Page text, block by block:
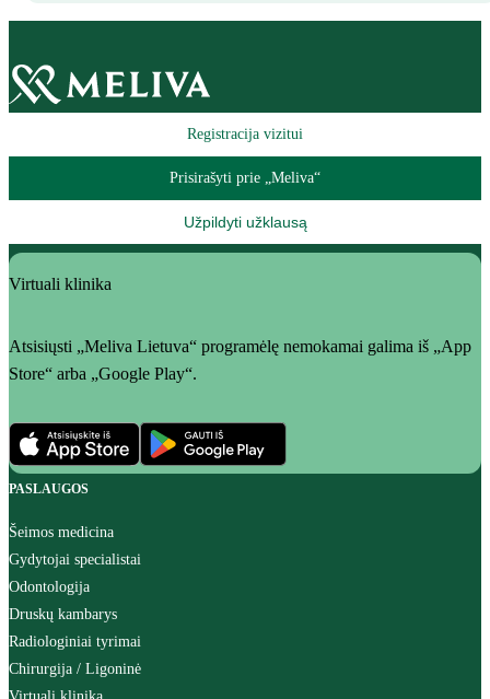
Registracija vizitui
Prisirašyti prie „Meliva“
Užpildyti užklausą
Virtuali klinika
Atsisiųsti „Meliva Lietuva“ programėlę nemokamai galima iš „App
Store“ arba „Google Play“.
PASLAUGOS
Šeimos medicina
Gydytojai specialistai
Odontologija
Druskų kambarys
Radiologiniai tyrimai
Chirurgija / Ligoninė